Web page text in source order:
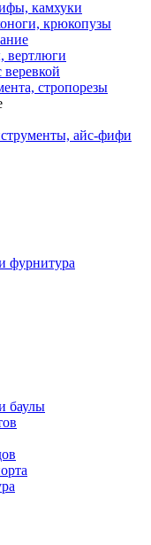
камхуки
крюкопузы
вертлюги
стропорезы
айс-фифи
фурнитура
баулы